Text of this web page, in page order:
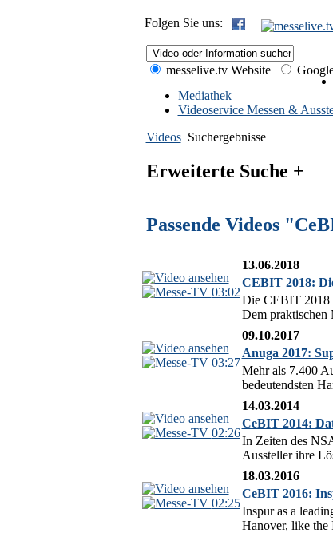
Folgen Sie uns:
messelive.tv Website
Mediathek
Videoservice Messen &
Videos Suchergebnisse
Erweiterte Suche +
Passende Videos
03:02
13.06.2018
CEBIT 2018:
Die CEBIT 2018
Dem praktischen
03:27
09.10.2017
Anuga 2017:
Mehr als 7.400
bedeutendsten
02:26
14.03.2014
CeBIT 2014:
In Zeiten des
Aussteller ihre
02:25
18.03.2016
CeBIT 2016:
Inspur as a
Hanover, like the